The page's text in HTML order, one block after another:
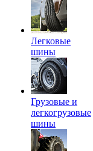
Легковые
шины
Грузовые и
легкогрузовые
шины